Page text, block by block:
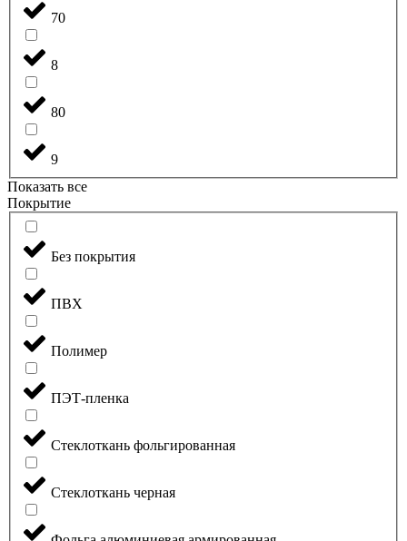
70
8
80
9
Показать все
Покрытие
Без покрытия
ПВХ
Полимер
ПЭТ-пленка
Стеклоткань фольгированная
Стеклоткань черная